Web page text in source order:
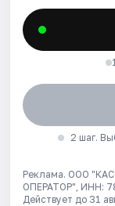
2 шаг.
Реклама. ООО
ОПЕРАТОР", ИНН:
Действует до 31